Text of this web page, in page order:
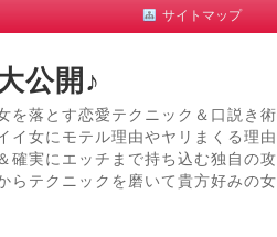
サイトマップ
公開♪
を落とす恋愛テクニック＆口説き術
イ女にモテル理由やヤリまくる理由
確実にエッチまで持ち込む独自の攻
らテクニックを磨いて貴方好みの女